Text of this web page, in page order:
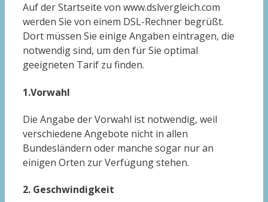
Auf der Startseite von www.dslvergleich.com
werden Sie von einem DSL-Rechner begrüßt.
Dort müssen Sie einige Angaben eintragen, die
notwendig sind, um den für Sie optimal
geeigneten Tarif zu finden.
1.Vorwahl
Die Angabe der Vorwahl ist notwendig, weil
verschiedene Angebote nicht in allen
Bundesländern oder manche sogar nur an
einigen Orten zur Verfügung stehen.
2. Geschwindigkeit